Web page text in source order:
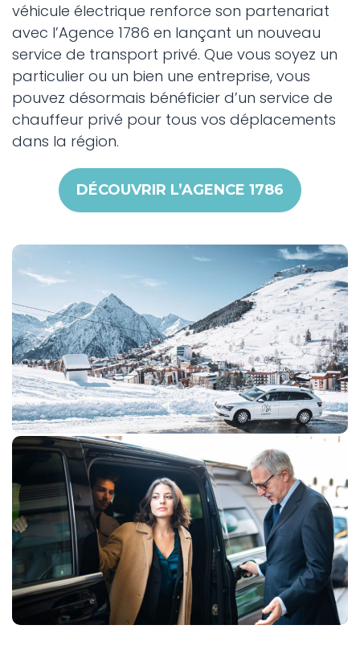
véhicule électrique renforce son partenariat
avec l’Agence 1786 en lançant un nouveau
service de transport privé. Que vous soyez un
particulier ou un bien une entreprise, vous
pouvez désormais bénéficier d’un service de
chauffeur privé pour tous vos déplacements
dans la région.
DÉCOUVRIR L’AGENCE 1786